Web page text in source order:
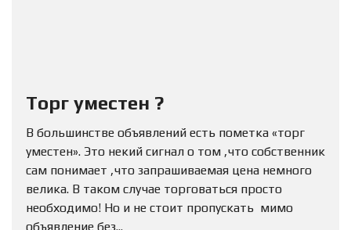
Торг уместен ?
В большинстве объявлений есть пометка «торг
уместен». Это некий сигнал о том ,что собственник
сам понимает ,что запрашиваемая цена немного
велика. В таком случае торговаться просто
необходимо! Но и не стоит пропускать мимо
объявление без...